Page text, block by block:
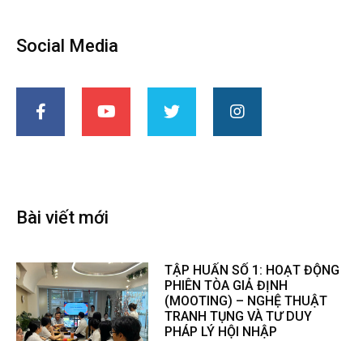
Social Media
Bài viết mới
TẬP HUẤN SỐ 1: HOẠT ĐỘNG
PHIÊN TÒA GIẢ ĐỊNH
(MOOTING) – NGHỆ THUẬT
TRANH TỤNG VÀ TƯ DUY
PHÁP LÝ HỘI NHẬP